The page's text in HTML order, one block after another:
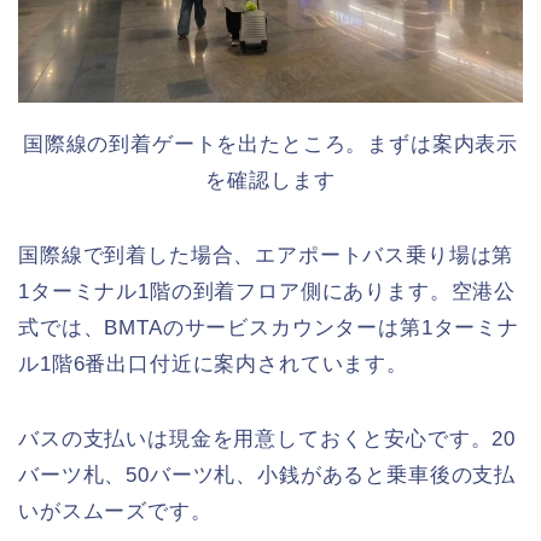
国際線の到着ゲートを出たところ。まずは案内表示
を確認します
国際線で到着した場合、エアポートバス乗り場は第
1ターミナル1階の到着フロア側にあります。空港公
式では、BMTAのサービスカウンターは第1ターミナ
ル1階6番出口付近に案内されています。
バスの支払いは現金を用意しておくと安心です。20
バーツ札、50バーツ札、小銭があると乗車後の支払
いがスムーズです。